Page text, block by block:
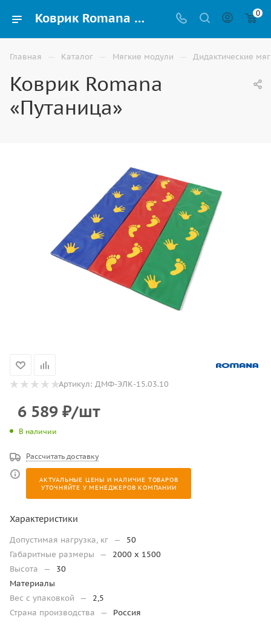
Коврик Romana «Путаница» для детей купить в Астрахани 0
Главная — Каталог — Мягкие модули — Дидактические
Коврик Romana
«Путаница»
Артикул: ДМФ-ЭЛК-15.03.10
6 589 ₽/шт
В наличии
Рассчитать доставку
АКТУАЛЬНЫЕ ЦЕНЫ И НАЛИЧИЕ ТОВАРОВ
УТОЧНЯЙТЕ У МЕНЕДЖЕРОВ КОМПАНИИ
Характеристики
Допустимая нагрузка, кг —
50
Габаритные размеры
—
2000 x 1500
Высота
—
30
Материалы
Вес с упаковкой
—
2,5
Страна производства
— Россия